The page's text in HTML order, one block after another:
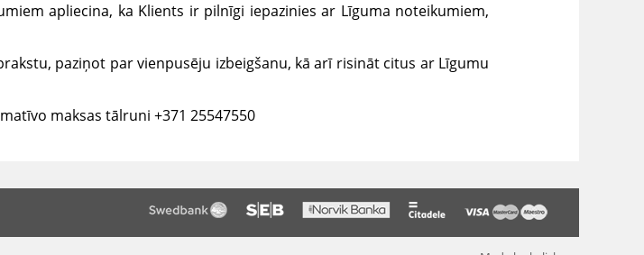
apliecina, ka Klients ir pilnīgi iepazinies ar Līguma noteikumiem,
paziņot par vienpusēju izbeigšanu, kā arī risināt citus ar Līgumu
maksas tālruni +371 25547550